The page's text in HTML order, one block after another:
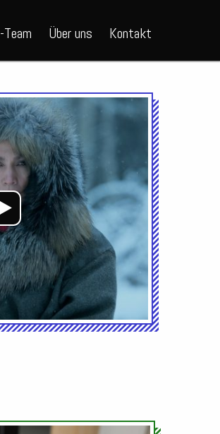
Über uns Kontakt
Audio-
Player